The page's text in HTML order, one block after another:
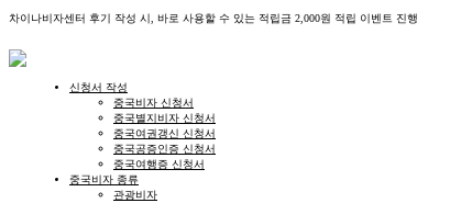
차이나비자센터 후기 작성 시, 바로 사용할 수 있는 적립금 2,000원 적립 이벤트 진행
신청서 작성
중국비자 신청서
중국별지비자 신청서
중국여권갱신 신청서
중국공증인증 신청서
중국여행증 신청서
중국비자 종류
관광비자